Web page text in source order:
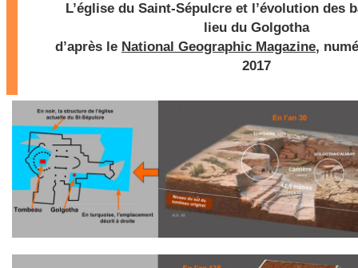
L’église du Saint-Sépulcre et l’évolution des
lieu du Golgotha
d’après le National Geographic Magazine,
2017